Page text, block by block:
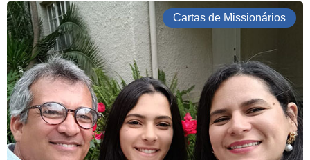
Cartas de Missionários